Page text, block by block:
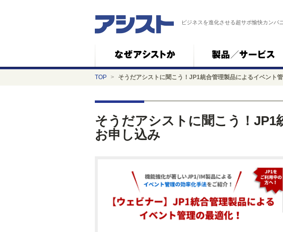
ビジネスを進化させる超サポ愉快カンパ
TOP > そうだアシストに聞こう！JP1統合管理製品によるイベント
そうだアシストに聞こう！JP1
お申し込み